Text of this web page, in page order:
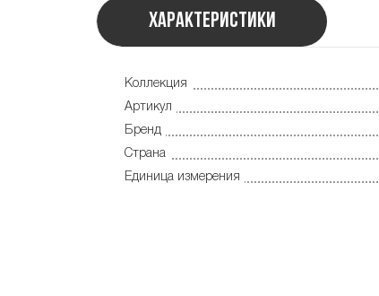
Характеристики
Коллекция
Артикул
Бренд
Страна
Единица измерения